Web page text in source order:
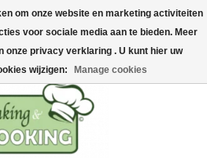
om onze website en marketing activiteiten
voor sociale media aan te bieden. Meer
onze privacy verklaring . U kunt hier uw
wijzigen:
Manage cookies